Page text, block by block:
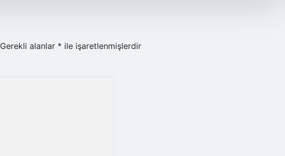
Gerekli alanlar * ile işaretlenmişlerdir